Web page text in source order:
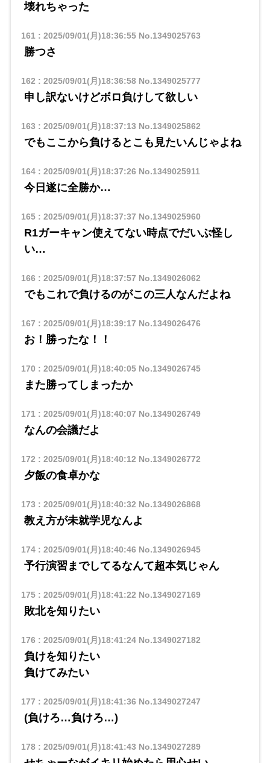
壊れちゃった
161: 2025/09/01(月)18:36:55No.1349025763
勝つさ
162 : 2025/09/01(月)18:36:58No.1349025777
申し訳ないけどボロ負けして欲しい
163 : 2025/09/01(月)18:37:13 No.1349025862
でもここから負けるとこも見たいんじゃよね
164: 2025/09/01(月)18:37:26 No.1349025911
今日遂に全勝か…
165: 2025/09/01(月)18:37:37 No.1349025960
R1ガーキャン使えてない時点でだいぶ怪し
い…
166 : 2025/09/01(月)18:37:57 No.1349026062
でもこれで負けるのがこの三人なんだよね
167 : 2025/09/01(月)18:39:17 No.1349026476
お！勝ったな！！
170 : 2025/09/01(月)18:40:05No.1349026745
また勝ってしまったか
171: 2025/09/01(月)18:40:07 No.1349026749
なんの会議だよ
172 : 2025/09/01(月)18:40:12 No.1349026772
夕飯の食卓かな
173 : 2025/09/01(月)18:40:32 No.1349026868
教え方が未就学児なんよ
174: 2025/09/01(月)18:40:46 No.1349026945
予行演習までしてるなんて超本気じゃん
175: 2025/09/01(月)18:41:22 No.1349027169
敗北を知りたい
176 : 2025/09/01(月)18:41:24No.1349027182
負けを知りたい
負けてみたい
177 : 2025/09/01(月)18:41:36 No.1349027247
(負けろ…負けろ…)
178: 2025/09/01(月)18:41:43 No.1349027289